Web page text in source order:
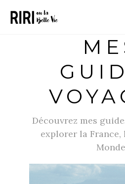
Découvrez mes
explorer la France,
Monde